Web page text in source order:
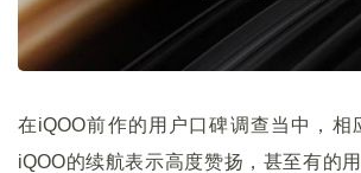
在iQOO前作的用户口碑调查当中，相
iQOO的续航表示高度赞扬，甚至有的